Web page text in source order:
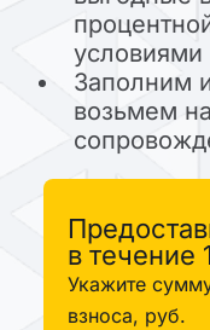
условиями
Заполним
возьмем
в течение
Укажите
взноса, руб.